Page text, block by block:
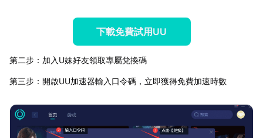
下載免費試用UU
第二步：加入U妹好友領取專屬兌換碼
第三步：開啟UU加速器輸入口令碼，立即獲得免費加速時數